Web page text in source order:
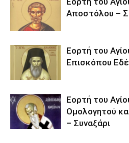
Αποστόλου –
Εορτή του
Επισκόπου
Εορτή του
Ομολογητού
– Συναξάρι